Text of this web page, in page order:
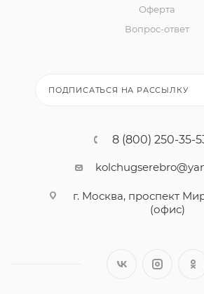
Оферта
Вопрос-ответ
ПОДПИСАТЬСЯ НА РАССЫЛКУ
8 (800) 250-35-
г. Москва, проспект
(офис)